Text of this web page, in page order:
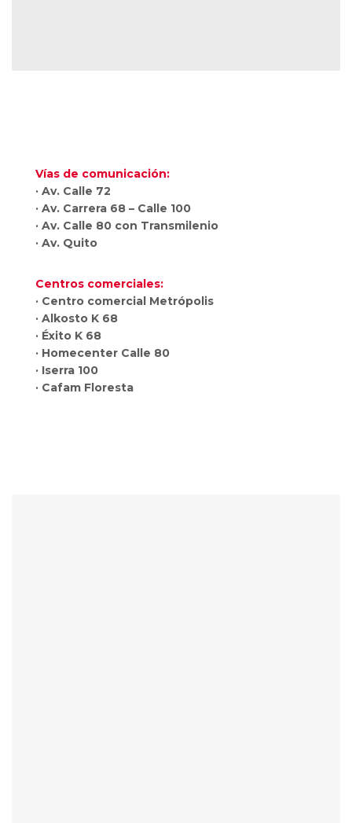
Vías de comunicación:
· Av. Calle 72
· Av. Carrera 68 – Calle 100
· Av. Calle 80 con Transmilenio
· Av. Quito
Centros comerciales:
· Centro comercial Metrópolis
· Alkosto K 68
· Éxito K 68
· Homecenter Calle 80
· Iserra 100
· Cafam Floresta